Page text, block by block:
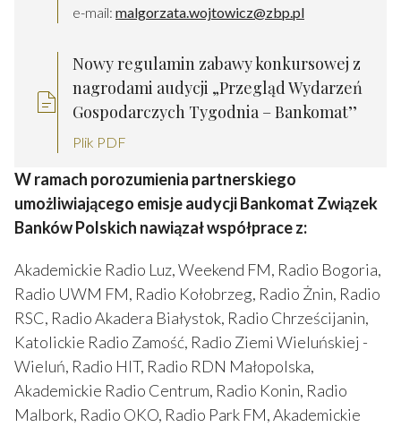
e-mail: malgorzata.wojtowicz@zbp.pl
Nowy regulamin zabawy konkursowej z
nagrodami audycji „Przegląd Wydarzeń
Gospodarczych Tygodnia – Bankomat’’
Plik PDF
W ramach porozumienia partnerskiego
umożliwiającego emisje audycji Bankomat Związek
Banków Polskich nawiązał współprace z:
Akademickie Radio Luz, Weekend FM, Radio Bogoria,
Radio UWM FM, Radio Kołobrzeg, Radio Żnin, Radio
RSC, Radio Akadera Białystok, Radio Chrześcijanin,
Katolickie Radio Zamość, Radio Ziemi Wieluńskiej -
Wieluń, Radio HIT, Radio RDN Małopolska,
Akademickie Radio Centrum, Radio Konin, Radio
Malbork, Radio OKO, Radio Park FM, Akademickie